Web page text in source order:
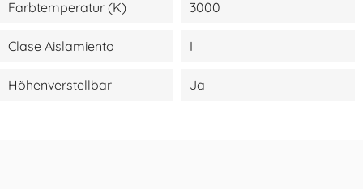
Farbtemperatur (K) 3000
Clase Aislamiento I
Höhenverstellbar Ja